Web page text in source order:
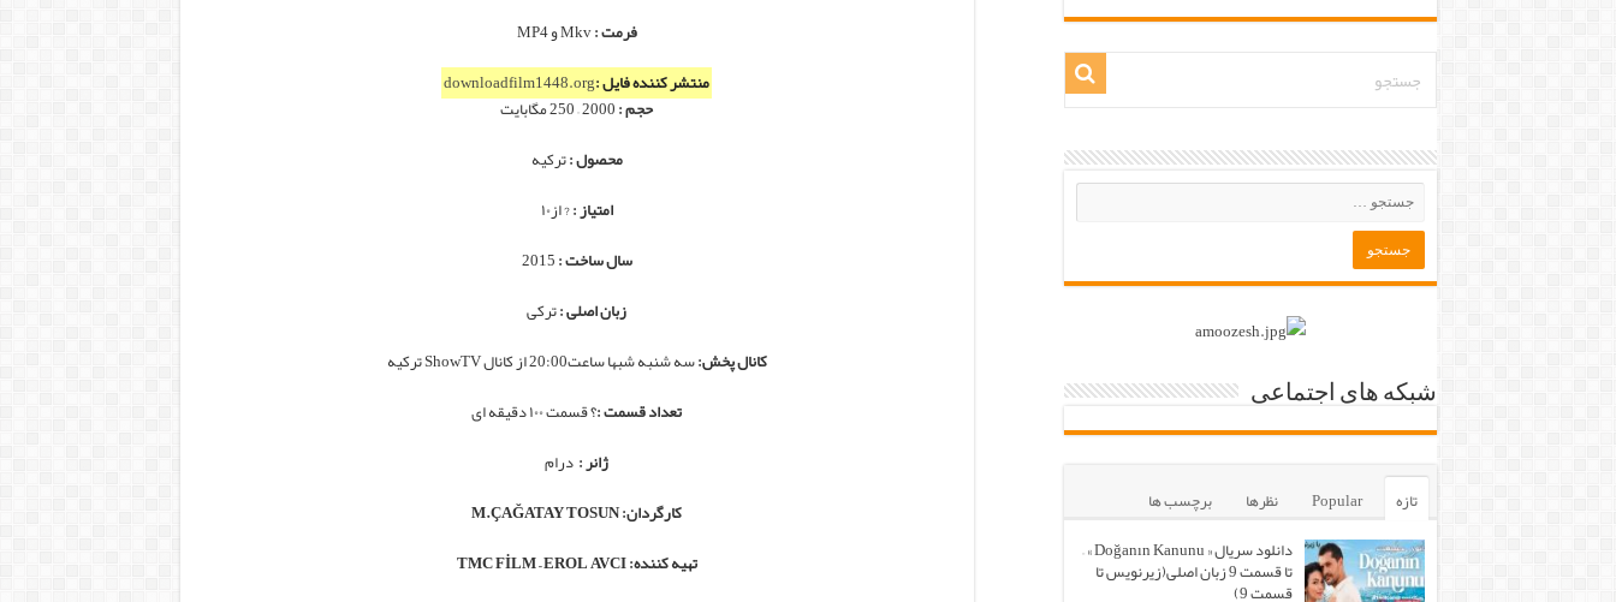
فرمت :Mkv و MP4
منتشر کننده فایل :downloadfilm1448.org
حجم :
محصول :ترکیه
امتیاز :? از۱۰
سال ساخت :
زبان اصلی :ترکی
کانال پخش:سه شنبه شبها ساعت20:00 از کانال ShowTV ترکیه
تعداد قسمت :؟ قسمت ۱۰۰ دقیقه ای
ژانر :درام
کارگردان: M.ÇAĞATAY TOSUN
تهیه کننده: TMC FİLM – EROL AVCI
شبکه های اجتماعی
تازه Popular نظرها
برچسب ها
دانلود سریال « Doğanın Kanunu » –
تا قسمت 9 زبان اصلی(زیرنویس تا
قسمت 9)